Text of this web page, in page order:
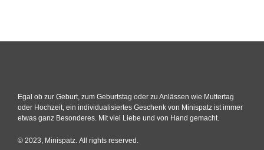
Egal ob zur Geburt, zum Geburtstag oder zu Anlässen wie Muttertag
oder Hochzeit, ein individualisiertes Geschenk von Minispatz ist immer
etwas ganz Besonderes. Mit viel Liebe und von Hand gemacht.
© 2023, Minispatz. All rights reserved.